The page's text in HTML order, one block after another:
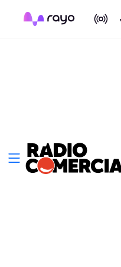
On Air